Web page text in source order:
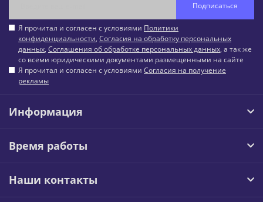
Подписаться
Я прочитал и согласен с условиями Политики
конфиденциальности, Согласия на обработку персональных
данных, Соглашения об обработке персональных данных, а так же
со всеми юридическими документами размещенными на сайте
Я прочитал и согласен с условиями Согласия на получение
рекламы
Информация
Время работы
Наши контакты